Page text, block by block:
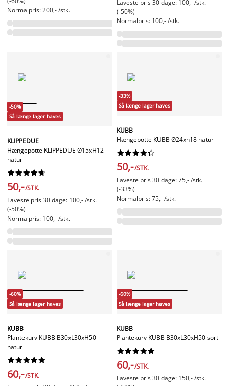
Normalpris: 200,- /stk.
Laveste pris 30 dage: 100,- /stk.
(-50%)
Normalpris: 100,- /stk.
-50%
Så længe lager haves
KLIPPEDUE
Hængepotte KLIPPEDUE Ø15xH12
natur






50,-/STK.
Laveste pris 30 dage: 100,- /stk.
(-50%)
Normalpris: 100,- /stk.
-33%
Så længe lager haves
KUBB
Hængepotte KUBB Ø24xh18 natur






50,-/STK.
Laveste pris 30 dage: 75,- /stk.
(-33%)
Normalpris: 75,- /stk.
-60%
Så længe lager haves
KUBB
Plantekurv KUBB B30xL30xH50
natur






60,-/STK.
-60%
Så længe lager haves
KUBB
Plantekurv KUBB B30xL30xH50 sort






60,-/STK.
Laveste pris 30 dage: 150,- /stk.